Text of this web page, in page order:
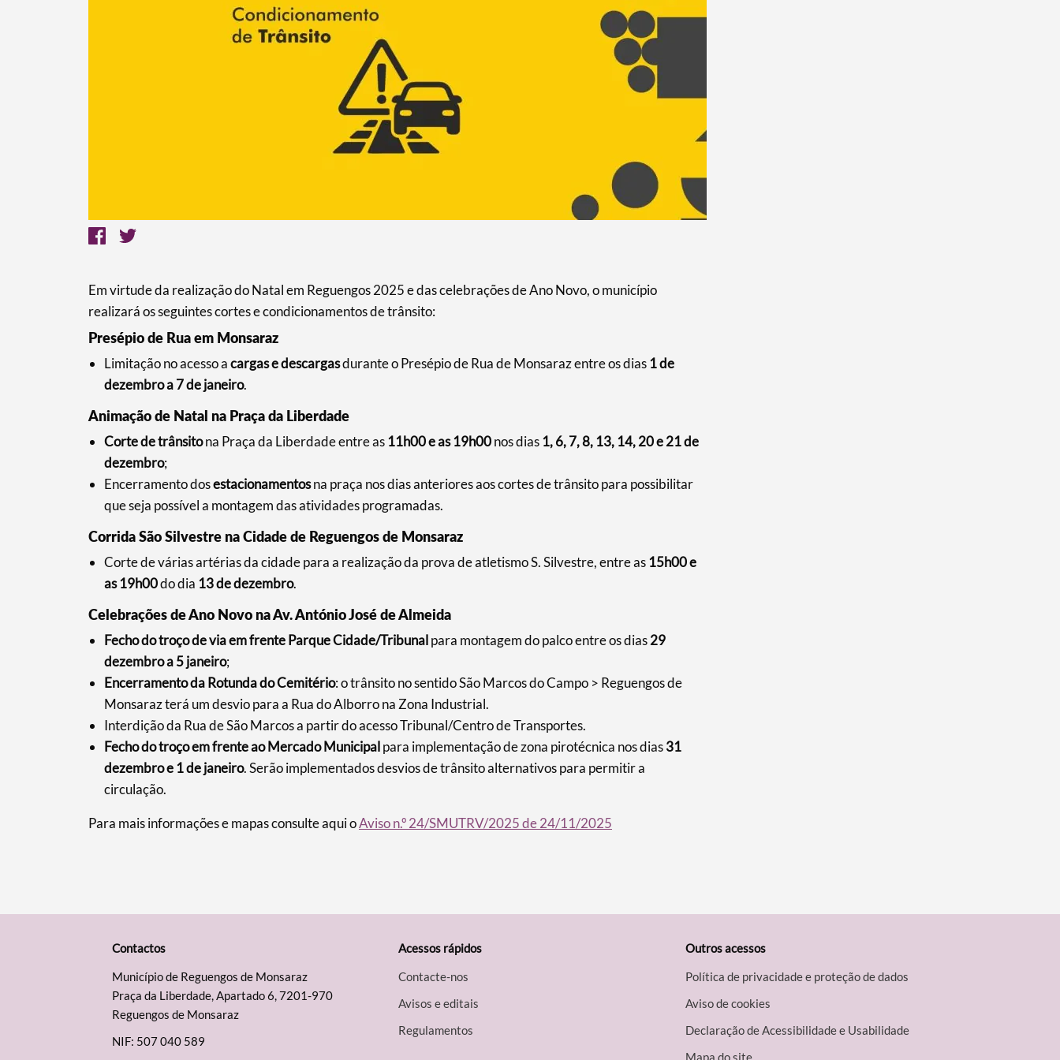
Termo de Pesquisa
Filtros
Em virtude da realização do Natal em Reguengos 2025 e das celebrações de Ano Novo, o município
realizará os seguintes cortes e condicionamentos de trânsito:
Presépio de Rua em Monsaraz
Limitação no acesso acargas e descargasdurante o Presépio de Rua de Monsaraz entre os dias1 de
dezembro a 7 de janeiro.
Animação de Natal na Praça da Liberdade
Corte de trânsitona Praça da Liberdade entre as11h00 e as 19h00nos dias1, 6, 7, 8, 13, 14, 20 e 21 de
dezembro;
Encerramento dosestacionamentosna praça nos dias anteriores aos cortes de trânsito para possibilitar
que seja possível a montagem das atividades programadas.
Corrida São Silvestre na Cidade de Reguengos de Monsaraz
Corte de várias artérias da cidade para a realização da prova de atletismo S. Silvestre, entre as15h00 e
as 19h00do dia 13 de dezembro.
Celebrações de Ano Novo na Av. António José de Almeida
Fecho do troço de via em frente Parque Cidade/Tribunalpara montagem do palco entre os dias29
dezembro a 5 janeiro;
Encerramento da Rotunda do Cemitério: o trânsito no sentido São Marcos do Campo > Reguengos de
Monsaraz terá um desvio para a Rua do Alborro na Zona Industrial.
Interdição da Rua de São Marcos a partir do acesso Tribunal/Centro de Transportes.
Fecho do troço em frente ao Mercado Municipalpara implementação de zona pirotécnica nos dias31
dezembro e 1 de janeiro. Serão implementados desvios de trânsito alternativos para permitir a
circulação.
Para mais informações e mapas consulte aqui oAviso n.º 24/SMUTRV/2025 de 24/11/2025
Contactos
Município de Reguengos de Monsaraz
Praça da Liberdade, Apartado 6, 7201-970
Reguengos de Monsaraz
NIF: 507 040 589
Acessos rápidos
Contacte-nos
Avisos e editais
Regulamentos
Outros acessos
Política de privacidade e proteção de dados
Aviso de cookies
Declaração de Acessibilidade e Usabilidade
Mapa do site